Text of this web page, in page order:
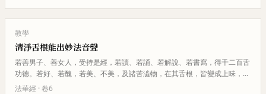
教學
清淨舌根能出妙法音聲
若善男子、善女人，受持是經，若讀、若誦、若解說、若書寫，得千二百舌
功德。若好、若醜，若美、不美，及諸苦澁物，在其舌根，皆變成上味，如
天甘露，無不美者。若以舌根於…
法華經 · 卷6